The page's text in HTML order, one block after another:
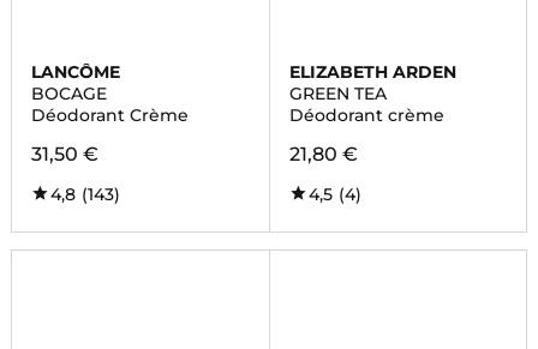
LANCÔME
BOCAGE
Déodorant Crème
31,50 €
4,8 (143)
ELIZABETH ARDEN
GREEN TEA
Déodorant crème
21,80 €
4,5 (4)